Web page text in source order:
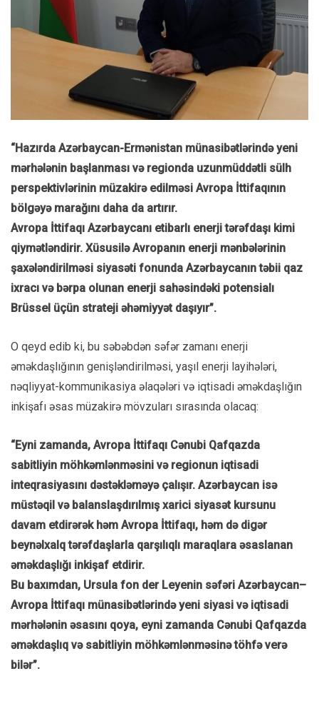
“Hazırda Azərbaycan-Ermənistan münasibətlərində yeni
mərhələnin başlanması və regionda uzunmüddətli sülh
perspektivlərinin müzakirə edilməsi Avropa İttifaqının
bölgəyə marağını daha da artırır.
Avropa İttifaqı Azərbaycanı etibarlı enerji tərəfdaşı kimi
qiymətləndirir. Xüsusilə Avropanın enerji mənbələrinin
şaxələndirilməsi siyasəti fonunda Azərbaycanın təbii qaz
ixracı və bərpa olunan enerji sahəsindəki potensialı
Brüssel üçün strateji əhəmiyyət daşıyır”.
O qeyd edib ki, bu səbəbdən səfər zamanı enerji
əməkdaşlığının genişləndirilməsi, yaşıl enerji layihələri,
nəqliyyat-kommunikasiya əlaqələri və iqtisadi əməkdaşlığın
inkişafı əsas müzakirə mövzuları sırasında olacaq:
“Eyni zamanda, Avropa İttifaqı Cənubi Qafqazda
sabitliyin möhkəmlənməsini və regionun iqtisadi
inteqrasiyasını dəstəkləməyə çalışır. Azərbaycan isə
müstəqil və balanslaşdırılmış xarici siyasət kursunu
davam etdirərək həm Avropa İttifaqı, həm də digər
beynəlxalq tərəfdaşlarla qarşılıqlı maraqlara əsaslanan
əməkdaşlığı inkişaf etdirir.
Bu baxımdan, Ursula fon der Leyenin səfəri Azərbaycan–
Avropa İttifaqı münasibətlərində yeni siyasi və iqtisadi
mərhələnin əsasını qoya, eyni zamanda Cənubi Qafqazda
əməkdaşlıq və sabitliyin möhkəmlənməsinə töhfə verə
bilər”.